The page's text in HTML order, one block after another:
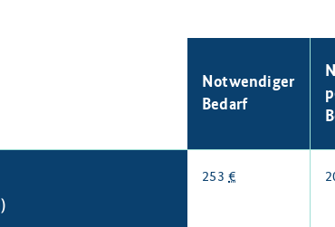
Notwendiger
Bedarf
253€